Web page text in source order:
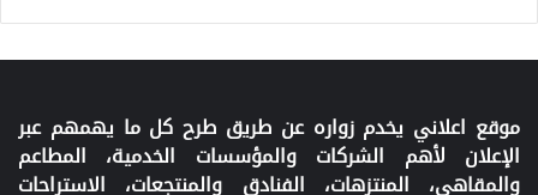
موقع اعلاني يخدم زواره عن طريق طرح كل ما يهمهم عبر
الإعلان لأهم الشركات والمؤسسات الخدمية، المطاعم
والمقاهي، المنتزهات، الفنادق والمنتجعات، الاستراحات